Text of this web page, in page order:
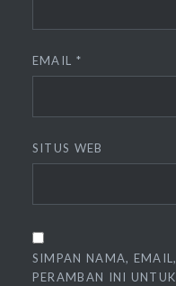
EMAIL *
SITUS WEB
SIMPAN NAMA,
PERAMBAN INI